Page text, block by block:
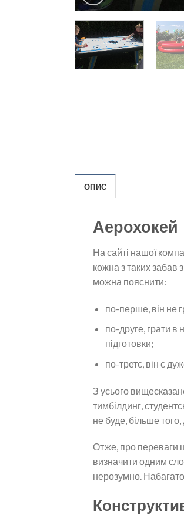
ОПИС
Аерохокей
На сайті нашої
кожна з таких забав
можна пояснити:
по-перше, він не
по-друге, грати в
підготовки;
по-третє, він є
З усього
тимбілдинг,
не буде, більше
Отже, про переваги
визначити одним
нерозумно. Набагато